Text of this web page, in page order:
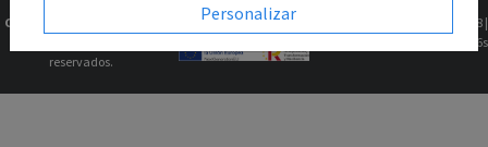
Copyright © 2026
reservados.
2.81.5+1b46211f68 |
0.0636s
Personalizar